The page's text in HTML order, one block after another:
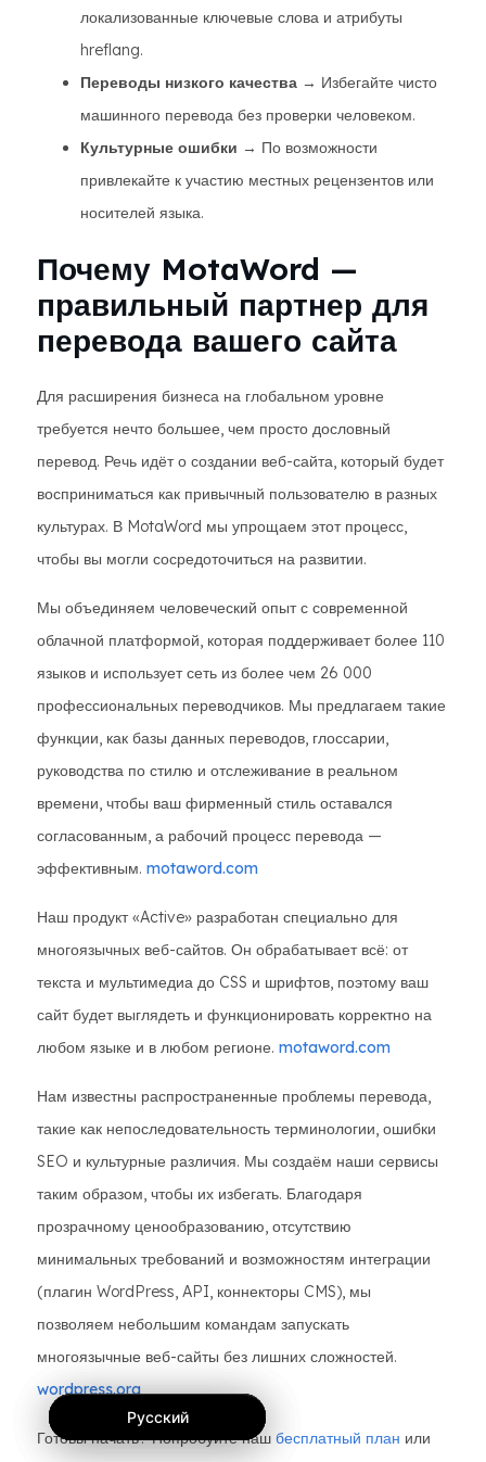
локализованные ключевые слова и атрибуты
hreflang.
Переводы низкого качества → Избегайте чисто
машинного перевода без проверки человеком.
Культурные ошибки → По возможности
привлекайте к участию местных рецензентов или
носителей языка.
Почему MotaWord —
правильный партнер для
перевода вашего сайта
Для расширения бизнеса на глобальном уровне
требуется нечто большее, чем просто дословный
перевод. Речь идёт о создании веб-сайта, который будет
восприниматься как привычный пользователю в разных
культурах. В MotaWord мы упрощаем этот процесс,
чтобы вы могли сосредоточиться на развитии.
Мы объединяем человеческий опыт с современной
облачной платформой, которая поддерживает более 110
языков и использует сеть из более чем 26 000
профессиональных переводчиков. Мы предлагаем такие
функции, как базы данных переводов, глоссарии,
руководства по стилю и отслеживание в реальном
времени, чтобы ваш фирменный стиль оставался
согласованным, а рабочий процесс перевода —
эффективным. motaword.com
Наш продукт «Active» разработан специально для
многоязычных веб-сайтов. Он обрабатывает всё: от
текста и мультимедиа до CSS и шрифтов, поэтому ваш
сайт будет выглядеть и функционировать корректно на
любом языке и в любом регионе. motaword.com
Нам известны распространенные проблемы перевода,
такие как непоследовательность терминологии, ошибки
SEO и культурные различия. Мы создаём наши сервисы
таким образом, чтобы их избегать. Благодаря
прозрачному ценообразованию, отсутствию
минимальных требований и возможностям интеграции
(плагин WordPress, API, коннекторы CMS), мы
позволяем небольшим командам запускать
многоязычные веб-сайты без лишних сложностей.
wordpress.org
Готовы начать? Попробуйте наш бесплатный план или
Русский
Русский
Русский